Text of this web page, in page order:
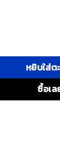
Case with
หยิบใส่ต
ซื้อเล